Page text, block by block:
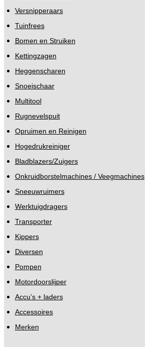
Versnipperaars
Tuinfrees
Bomen en Struiken
Kettingzagen
Heggenscharen
Snoeischaar
Multitool
Rugnevelspuit
Opruimen en Reinigen
Hogedrukreiniger
Bladblazers/Zuigers
Onkruidborstelmachines / Veegmachines
Sneeuwruimers
Werktuigdragers
Transporter
Kippers
Diversen
Pompen
Motordoorslijper
Accu’s + laders
Accessoires
Merken